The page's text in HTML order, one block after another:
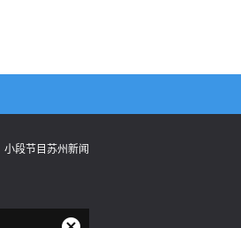
小段节目苏州新闻